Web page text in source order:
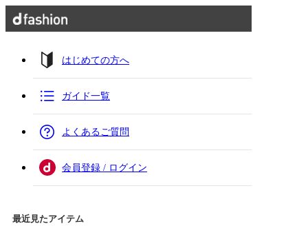
はじめての方へ
ガイド一覧
よくあるご質問
会員登録 / ログイン
最近見たアイテム